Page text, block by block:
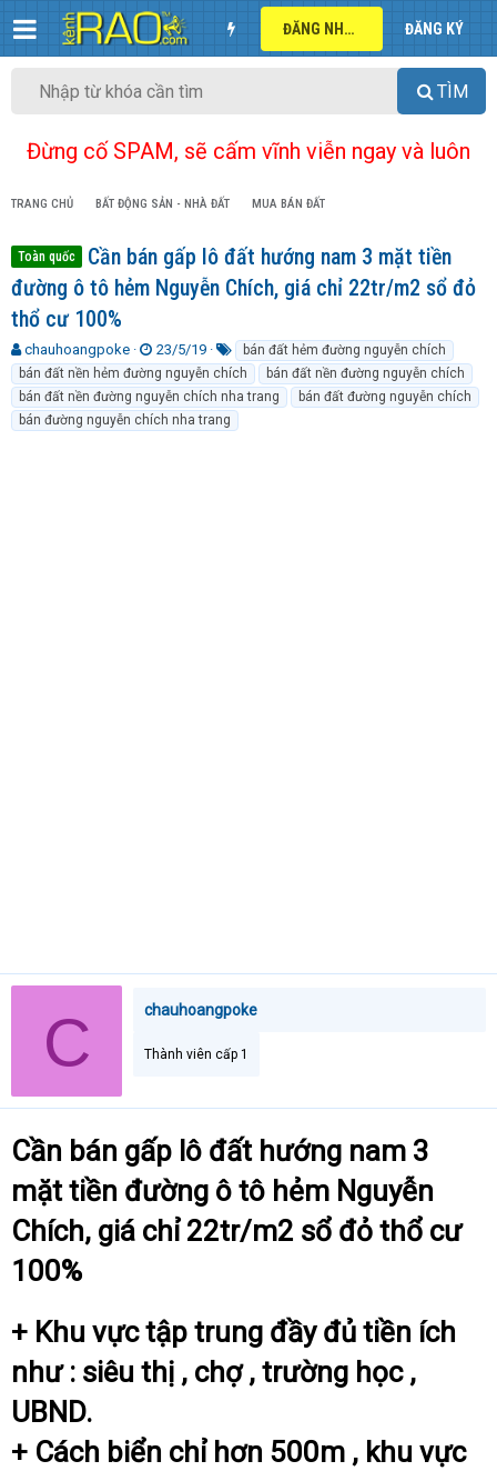
ĐĂNG NHẬP ĐĂNG KÝ
TÌM
Đừng cố SPAM, sẽ cấm vĩnh viễn ngay và luôn
TRANG CHỦ BẤT ĐỘNG SẢN - NHÀ ĐẤT MUA BÁN ĐẤT
Toàn quốc
Cần bán gấp lô đất hướng nam 3 mặt tiền
đường ô tô hẻm Nguyễn Chích, giá chỉ 22tr/m2 sổ đỏ
thổ cư 100%
T
h
r
e
a
chauhoangpoke
N
g
à
y
g
23/5/19
ừ
k
h
ó
bán đất hẻm đường nguyễn chích
bán đất nền hẻm đường nguyễn chích
bán đất nền đường nguyễn chích
bán đất nền đường nguyễn chích nha trang
bán đất đường nguyễn chích
bán đường nguyễn chích nha trang
C chauhoangpoke
Thành viên cấp 1
Cần bán gấp lô đất hướng nam 3
mặt tiền đường ô tô hẻm Nguyễn
Chích, giá chỉ 22tr/m2 sổ đỏ thổ cư
100%
+ Khu vực tập trung đầy đủ tiền ích
như : siêu thị , chợ , trường học ,
UBND.
+ Cách biển chỉ hơn 500m , khu vực